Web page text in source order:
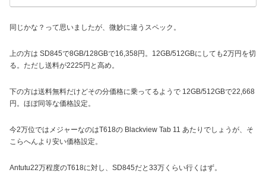
同じかな？って思いましたが、微妙に違うスペック。
上の方は SD845で8GB/128GBで16,358円。12GB/512GBにしても2万円を切
る。ただし送料が2225円と高め。
下の方は送料無料だけどその分価格に乗ってるようで 12GB/512GBで22,668
円。ほぼ同等な価格設定。
今2万位ではメジャーなのはT618の Blackview Tab 11 あたりでしょうが、そ
こらへんより安い価格設定。
Antutu22万程度のT618に対し、SD845だと33万くらい行くはず。